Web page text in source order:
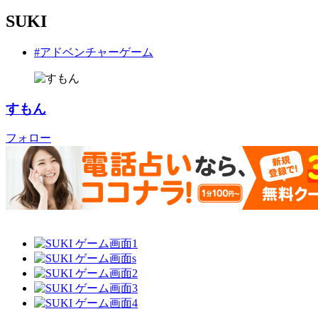
SUKI
#アドベンチャーゲーム
すもん
フォロー